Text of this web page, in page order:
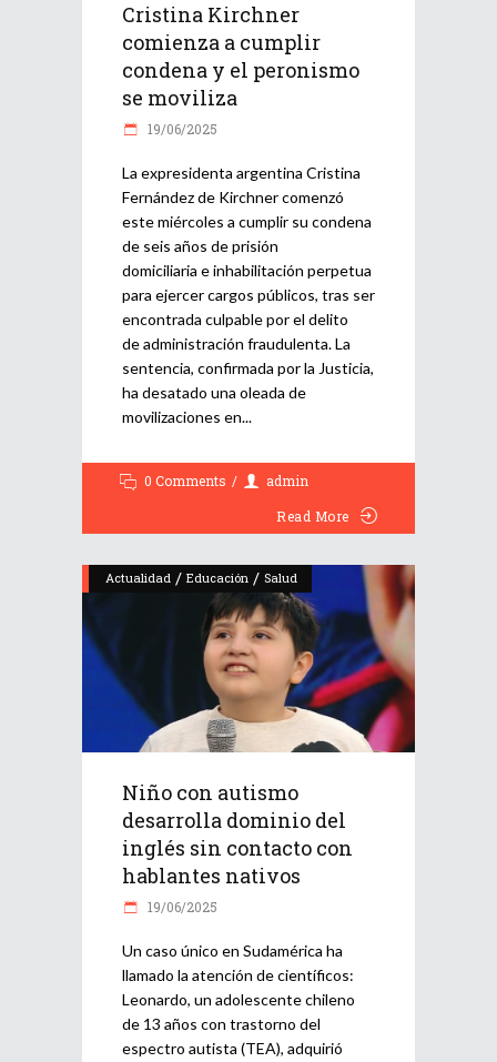
Cristina Kirchner
comienza a cumplir
condena y el peronismo
se moviliza
19/06/2025
La expresidenta argentina Cristina
Fernández de Kirchner comenzó
este miércoles a cumplir su condena
de seis años de prisión
domiciliaria e inhabilitación perpetua
para ejercer cargos públicos, tras ser
encontrada culpable por el delito
de administración fraudulenta. La
sentencia, confirmada por la Justicia,
ha desatado una oleada de
movilizaciones en
0 Comments
admin
Read More
Actualidad / Educación / Salud
Niño con autismo
desarrolla dominio del
inglés sin contacto con
hablantes nativos
19/06/2025
Un caso único en Sudamérica ha
llamado la atención de científicos:
Leonardo, un adolescente chileno
de 13 años con trastorno del
espectro autista (TEA), adquirió